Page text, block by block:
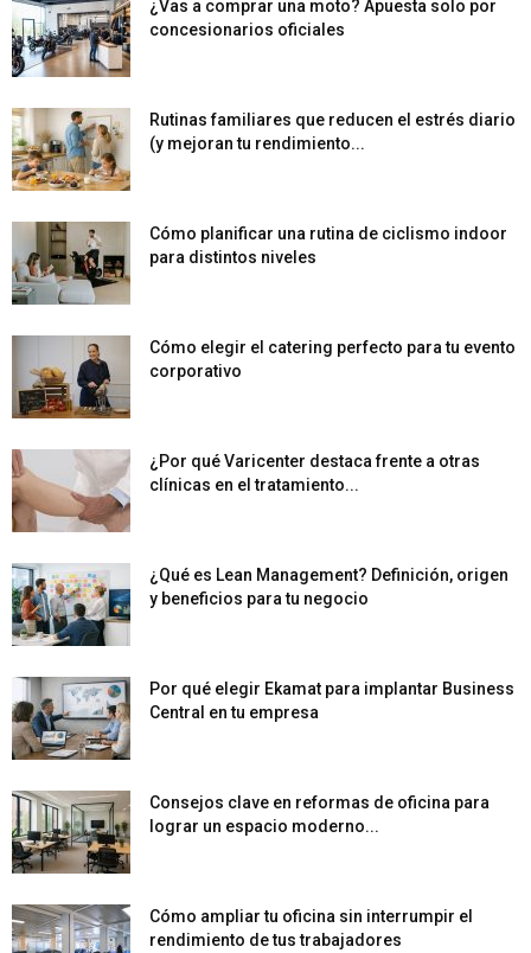
¿Vas a comprar una moto? Apuesta solo por
concesionarios oficiales
Rutinas familiares que reducen el estrés diario
(y mejoran tu rendimiento...
Cómo planificar una rutina de ciclismo indoor
para distintos niveles
Cómo elegir el catering perfecto para tu evento
corporativo
¿Por qué Varicenter destaca frente a otras
clínicas en el tratamiento...
¿Qué es Lean Management? Definición, origen
y beneficios para tu negocio
Por qué elegir Ekamat para implantar Business
Central en tu empresa
Consejos clave en reformas de oficina para
lograr un espacio moderno...
Cómo ampliar tu oficina sin interrumpir el
rendimiento de tus trabajadores